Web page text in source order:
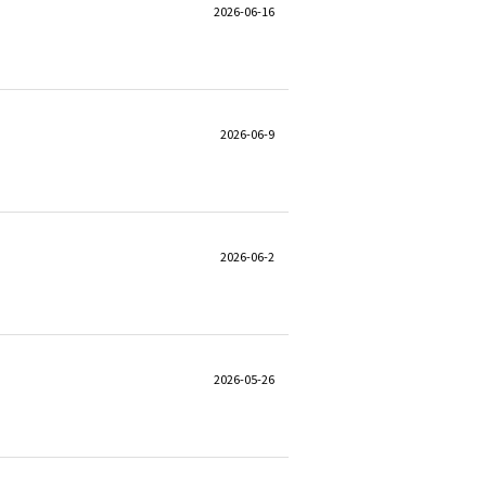
2026-06-16
2026-06-9
2026-06-2
2026-05-26